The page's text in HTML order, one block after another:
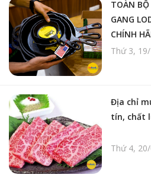
TOÀN
GANG
CHÍNH
Thứ 3,
Địa chỉ
tín, chất
Thứ 4,